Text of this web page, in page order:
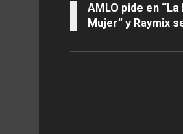
AMLO pide en
Mujer” y Raymix